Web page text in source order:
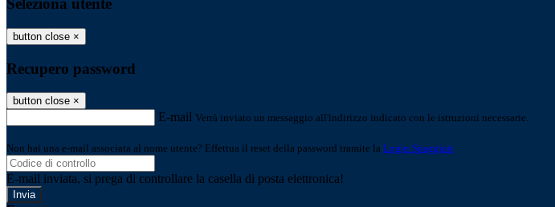
Seleziona utente
button close ×
Recupero password
button close ×
E-mail Verrà inviato un messaggio all'indirizzo indicato con le istruzioni necessarie.
Non hai una e-mail associata al nome utente? Effettua il reset della password tramite la Login Spaggiari
E-mail inviata, si prega di controllare la casella di posta elettronica!